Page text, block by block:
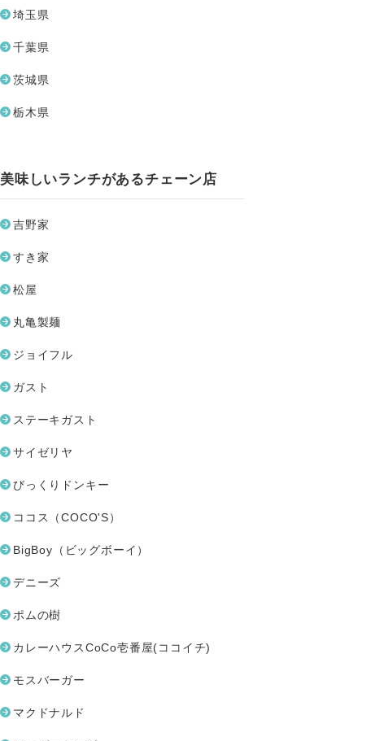
埼玉県
千葉県
茨城県
栃木県
美味しいランチがあるチェーン店
吉野家
すき家
松屋
丸亀製麺
ジョイフル
ガスト
ステーキガスト
サイゼリヤ
びっくりドンキー
ココス（COCO'S）
BigBoy（ビッグボーイ）
デニーズ
ポムの樹
カレーハウスCoCo壱番屋(ココイチ)
モスバーガー
マクドナルド